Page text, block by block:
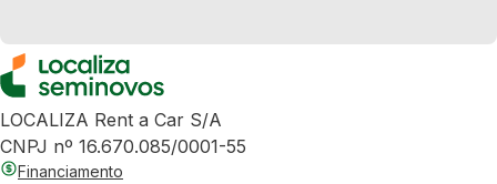
LOCALIZA Rent a Car S/A
CNPJ nº 16.670.085/0001-55
Financiamento